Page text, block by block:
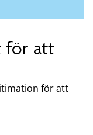
för att
för att